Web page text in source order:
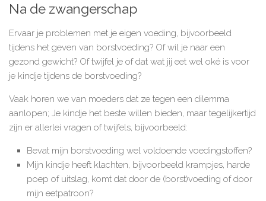
Na de zwangerschap
Ervaar je problemen met je eigen voeding, bijvoorbeeld
tijdens het geven van borstvoeding? Of wil je naar een
gezond gewicht? Of twijfel je of dat wat jij eet wel oké is voor
je kindje tijdens de borstvoeding?
Vaak horen we van moeders dat ze tegen een dilemma
aanlopen; Je kindje het beste willen bieden, maar tegelijkertijd
zijn er allerlei vragen of twijfels, bijvoorbeeld:
Bevat mijn borstvoeding wel voldoende voedingstoffen?
Mijn kindje heeft klachten, bijvoorbeeld krampjes, harde
poep of uitslag, komt dat door de (borst)voeding of door
mijn eetpatroon?